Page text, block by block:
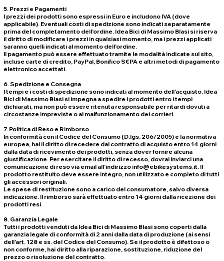
5. Prezzi e Pagamenti
I prezzi dei prodotti sono espressi in Euro e includono IVA (dove
applicabile). Eventuali costi di spedizione sono indicati separatamente
prima del completamento dell'ordine. Idea Bici di Massimo Blasi si riserva
il diritto di modificare i prezzi in qualsiasi momento, ma i prezzi applicati
saranno quelli indicati al momento dell'ordine.
Il pagamento può essere effettuato tramite le modalità indicate sul sito,
incluse carte di credito, PayPal, Bonifico S€PA e altri metodi di pagamento
elettronico accettati.
6. Spedizione e Consegna
I tempi e i costi di spedizione sono indicati al momento dell'acquisto. Idea
Bici di Massimo Blasi si impegna a spedire i prodotti entro i tempi
dichiarati, ma non può essere ritenuta responsabile per ritardi dovuti a
circostanze impreviste o al malfunzionamento dei corrieri.
7. Politica di Reso e Rimborso
In conformità con il Codice del Consumo (D.lgs. 206/2005) e la normativa
europea, hai il diritto di recedere dal contratto di acquisto entro 14 giorni
dalla data di ricevimento dei prodotti, senza dover fornire alcuna
giustificazione. Per esercitare il diritto di recesso, dovrai inviarci una
comunicazione di reso via email all'indirizzo info@ebikesystems.it. Il
prodotto restituito deve essere integro, non utilizzato e completo di tutti
gli accessori originali.
Le spese di restituzione sono a carico del consumatore, salvo diversa
indicazione. Il rimborso sarà effettuato entro 14 giorni dalla ricezione dei
prodotti resi.
8. Garanzia Legale
Tutti i prodotti venduti da Idea Bici di Massimo Blasi sono coperti dalla
garanzia legale di conformità di 2 anni dalla data di produzione (ai sensi
dell'art. 128 e ss. del Codice del Consumo). Se il prodotto è difettoso o
non conforme, hai diritto alla riparazione, sostituzione, riduzione del
prezzo o risoluzione del contratto.